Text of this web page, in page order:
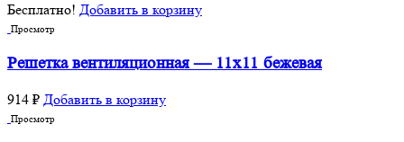
Бесплатно! Добавить в корзину
Просмотр
Решетка вентиляционная — 11х11 бежевая
914 ₽ Добавить в корзину
Просмотр